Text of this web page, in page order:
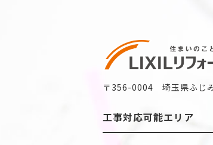
〒356-0004 埼玉県ふじ
工事対応可能エリア